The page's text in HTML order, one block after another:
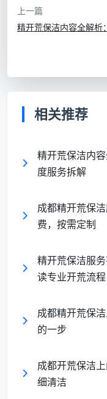
此时清洁的重
的浮尘、窗帘褶皱
“七色毛巾分区法
室、客厅、厨房、
成都潮湿气候，还
环节，这些延伸服
服务时机
硬装
进场前
清洁对象
装修
泥、
工具特征
上一篇
精开荒保洁内容全解析
相关推荐
精开荒保洁内
度服务拆解
成都精开荒保
费，按需定制
精开荒保洁服
读专业开荒流程
成都精开荒保
的一步
成都开荒保洁
细清洁